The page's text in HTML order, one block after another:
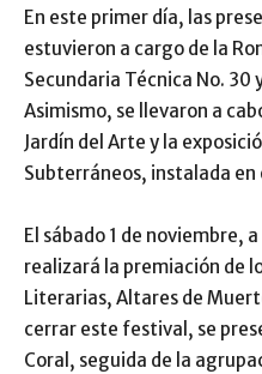
En este primer día, las
estuvieron a cargo de la
Secundaria Técnica No. 30
Asimismo, se llevaron a
Jardín del Arte y la
Subterráneos, instalada en
El sábado 1 de noviembre,
realizará la premiación de
Literarias, Altares de
cerrar este festival, se
Coral, seguida de la